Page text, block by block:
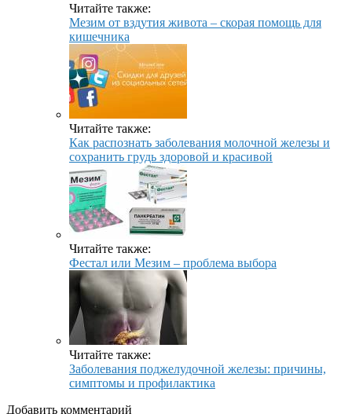
Читайте также:
Мезим от вздутия живота – скорая помощь для
кишечника
Читайте также:
Как распознать заболевания молочной железы и
сохранить грудь здоровой и красивой
Читайте также:
Фестал или Мезим – проблема выбора
Читайте также:
Заболевания поджелудочной железы: причины,
симптомы и профилактика
Добавить комментарий